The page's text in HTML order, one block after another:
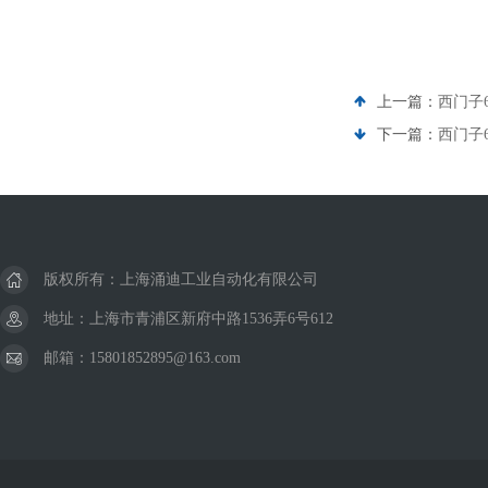
上一篇： 西门子
下一篇： 西门子
版权所有：上海涌迪工业自动化有限公司
地址：上海市青浦区新府中路1536弄6号612
邮箱：15801852895@163.com